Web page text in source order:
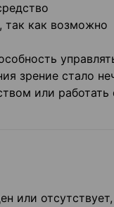
так как возможно
зрение стало
или работать
отсутствует,